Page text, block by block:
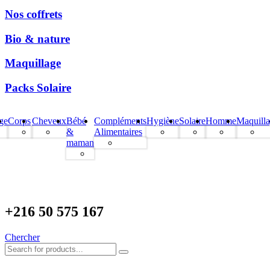
Nos coffrets
Bio & nature
Maquillage
Packs Solaire
CorpsCheveuxBébé
&
maman
Compléments
Alimentaires
HygièneSolaireHomme
+216 50 575 167
Chercher